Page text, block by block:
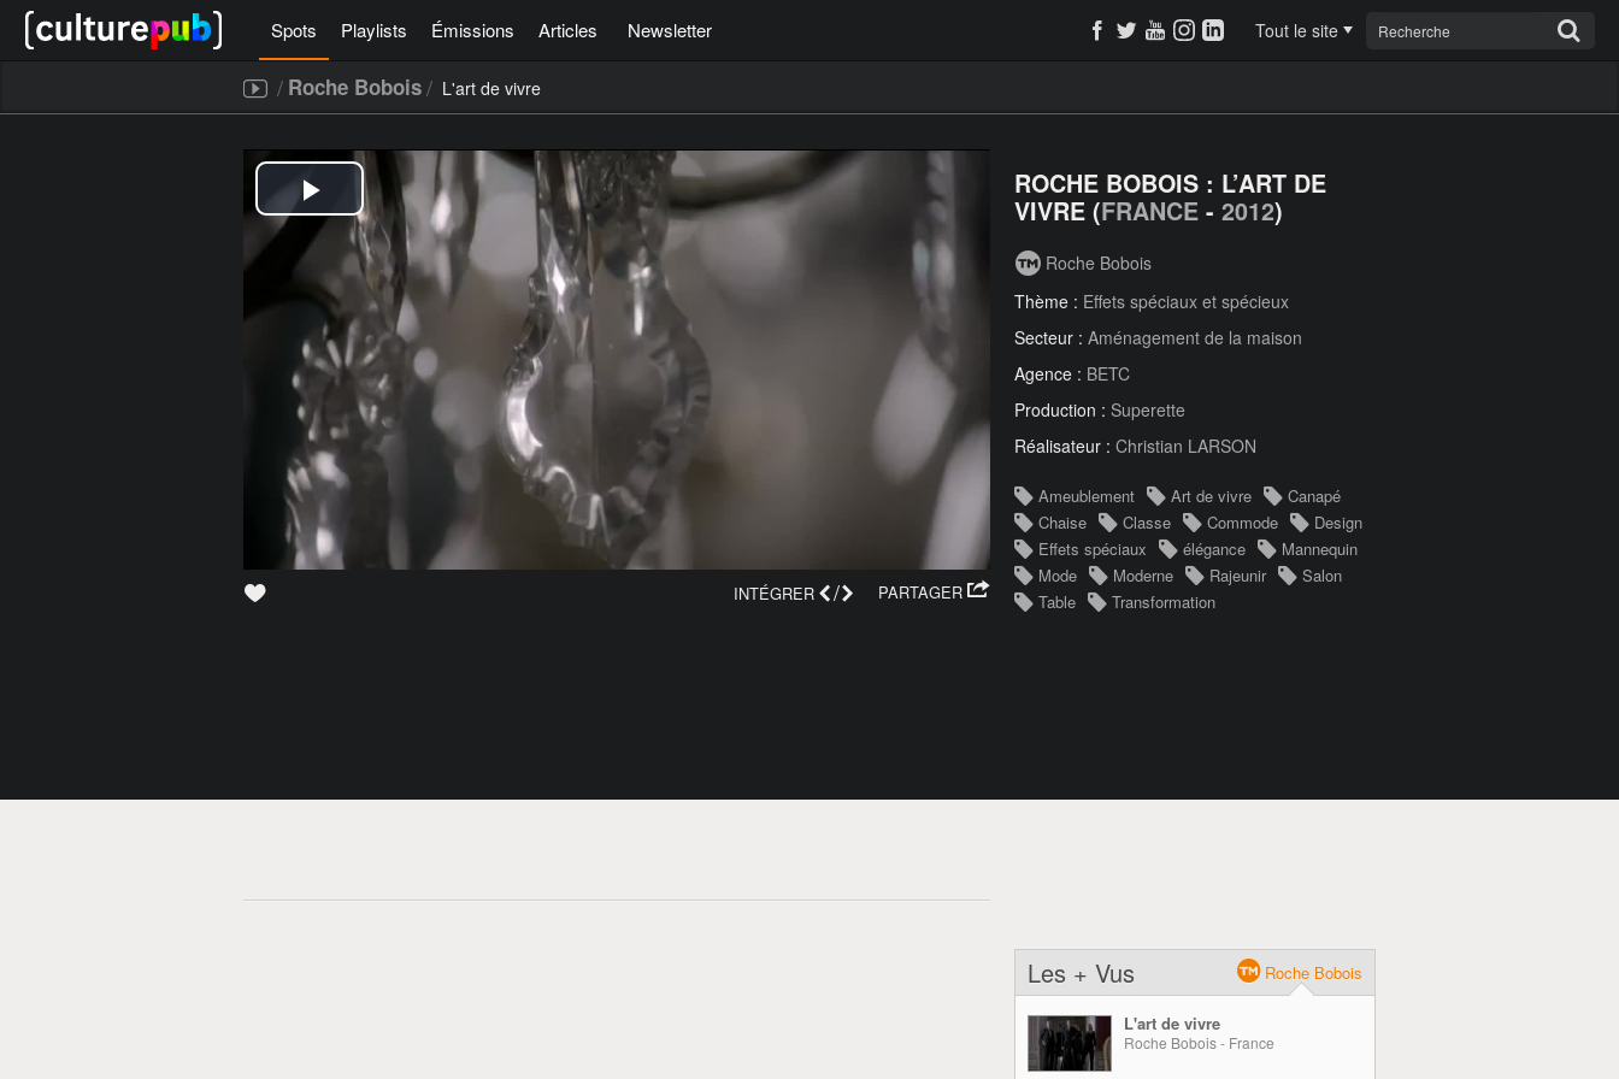
Spots Playlists Émissions Articles Newsletter Tout le site
/ Roche Bobois/ L'art de vivre
PARTAGER
INTÉGRER /
ROCHE BOBOIS : L’ART DE
VIVRE (FRANCE - 2012)
Roche Bobois
Thème : Effets spéciaux et spécieux
Secteur : Aménagement de la maison
Agence : BETC
Production : Superette
Réalisateur : Christian LARSON
Ameublement Art de vivre
Canapé
Chaise
Classe Commode
Design
Effets spéciaux
élégance
Mannequin
Mode
Moderne Rajeunir
Salon
Table
Transformation
Les + Vus Roche Bobois
L'art de vivre
Roche Bobois - France